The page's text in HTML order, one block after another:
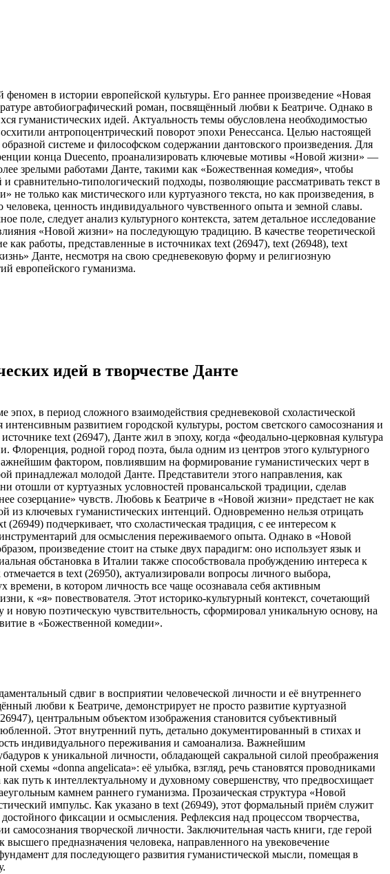
в истории европейской культуры. Его раннее произведение «Новая
автобиографический роман, посвящённый любви к Беатриче. Однако в
гуманистических идей. Актуальность темы обусловлена необходимостью
антропоцентрический поворот эпохи Ренессанса. Целью настоящей
системе и философском содержании дантовского произведения. Для
конца Duecento, проанализировать ключевые мотивы «Новой жизни» —
зрелыми работами Данте, такими как «Божественная комедия», чтобы
типологический подходы, позволяющие рассматривать текст в
только как мистического или куртуазного текста, но как произведения, в
ценность индивидуального чувственного опыта и земной славы.
следует анализ культурного контекста, затем детальное исследование
«Новой жизни» на последующую традицию. В качестве теоретической
работы, представленные в источниках text (26947), text (26948), text
Данте, несмотря на свою средневековую форму и религиозную
европейского гуманизма.
идей в творчестве Данте
в период сложного взаимодействия средневековой схоластической
развитием городской культуры, ростом светского самосознания и
text (26947), Данте жил в эпоху, когда «феодально-церковная культура
Флоренция, родной город поэта, была одним из центров этого культурного
фактором, повлиявшим на формирование гуманистических черт в
принадлежал молодой Данте. Представители этого направления, как
от куртуазных условностей провансальской традиции, сделав
созерцание» чувств. Любовь к Беатриче в «Новой жизни» предстает не как
из ключевых гуманистических интенций. Одновременно нельзя отрицать
подчеркивает, что схоластическая традиция, с ее интересом к
для осмысления переживаемого опыта. Однако в «Новой
произведение стоит на стыке двух парадигм: оно использует язык и
обстановка в Италии также способствовала пробуждению интереса к
в text (26950), актуализировали вопросы личного выбора,
времени, в котором личность все чаще осознавала себя активным
к «я» повествователя. Этот историко-культурный контекст, сочетающий
и новую поэтическую чувствительность, сформировал уникальную основу, на
в «Божественной комедии».
сдвиг в восприятии человеческой личности и её внутреннего
любви к Беатриче, демонстрирует не просто развитие куртуазной
центральным объектом изображения становится субъективный
Этот внутренний путь, детально документированный в стихах и
индивидуального переживания и самоанализа. Важнейшим
к уникальной личности, обладающей сакральной силой преображения
схемы «donna angelicata»: её улыбка, взгляд, речь становятся проводниками
путь к интеллектуальному и духовному совершенству, что предвосхищает
камнем раннего гуманизма. Прозаическая структура «Новой
импульс. Как указано в text (26949), этот формальный приём служит
фиксации и осмысления. Рефлексия над процессом творчества,
творческой личности. Заключительная часть книги, где герой
предназначения человека, направленного на увековечение
для последующего развития гуманистической мысли, помещая в